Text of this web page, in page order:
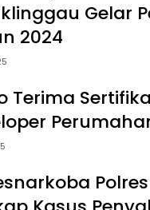
Gelar
2024
Terima